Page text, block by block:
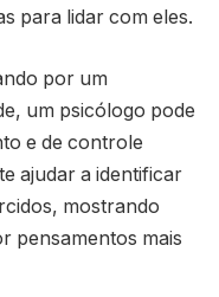
para lidar com eles.
por um
um psicólogo pode
e de controle
ajudar a identificar
mostrando
pensamentos mais